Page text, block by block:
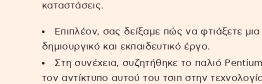
καταστάσεις.
Επιπλέον, σας δείξαμε πώς να φτιάξετε
δημιουργικό και εκπαιδευτικό έργο.
Στη συνέχεια, συζητήθηκε το παλιό
τον αντίκτυπο αυτού του τσιπ στην